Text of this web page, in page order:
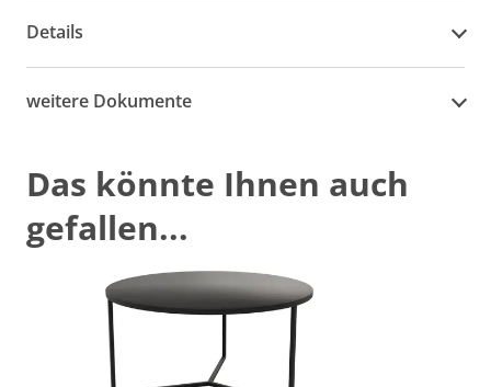
Details
weitere Dokumente
Das könnte Ihnen auch
gefallen...